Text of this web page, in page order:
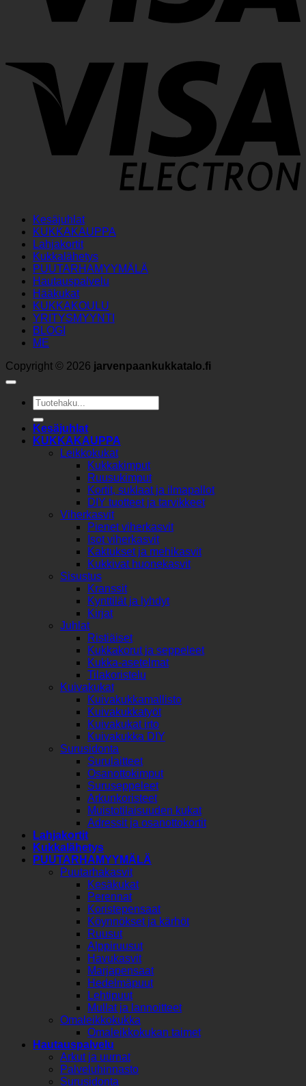
Kesäjuhlat
KUKKAKAUPPA
Lahjakortit
Kukkalähetys
PUUTARHAMYYMÄLÄ
Hautauspalvelu
Hääkukat
KUKKAKOULU
YRITYSMYYNTI
BLOGI
ME
Copyright © 2026 jarvenpaankukkatalo.fi
Etsi:
Kesäjuhlat
KUKKAKAUPPA
Leikkokukat
Kukkakimput
Ruusukimput
Kortit, suklaat ja ilmapallot
DIY tuotteet ja tarvikkeet
Viherkasvit
Pienet viherkasvit
Isot viherkasvit
Kaktukset ja mehikasvit
Kukkivat huonekasvit
Sisustus
Kranssit
Kynttilät ja lyhdyt
Kirjat
Juhlat
Ristiäiset
Kukkakorut ja seppeleet
Kukka-asetelmat
Tilakoristelu
Kuivakukat
Kuivakukkamallisto
Kuivakukkatyöt
Kuivakukat irto
Kuivakukka DIY
Surusidonta
Surulaitteet
Osanottokimput
Suruseppeleet
Arkunkoristeet
Muistotilaisuuden kukat
Adressit ja osanottokortit
Lahjakortit
Kukkalähetys
PUUTARHAMYYMÄLÄ
Puutarhakasvit
Kesäkukat
Perennat
Koristepensaat
Köynnökset ja kärhöt
Ruusut
Alppiruusut
Havukasvit
Marjapensaat
Hedelmäpuut
Lehtipuut
Mullat ja lannoitteet
Omaleikkokukka
Omaleikkokukan taimet
Hautauspalvelu
Arkut ja uurnat
Palveluhinnasto
Surusidonta